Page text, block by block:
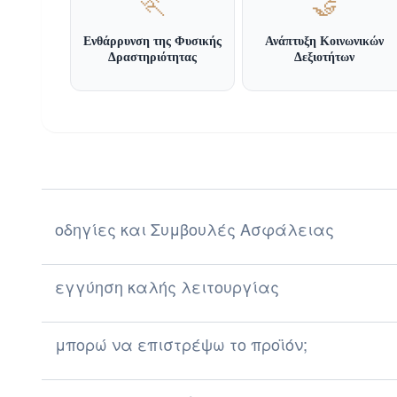
Ενθάρρυνση της Φυσικής
Δραστηριότητας
Ανάπτυξη Κοινωνικών
Δεξιοτήτων
οδηγίες και Συμβουλές Ασφάλειας
Καταναλωτή
εγγύηση καλής λειτουργίας
μπορώ να επιστρέψω το προϊόν;